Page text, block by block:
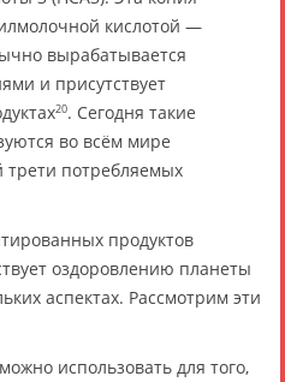
кислотой —
вырабатывается
и присутствует
20. Сегодня такие
во всём мире
трети потребляемых
продуктов
оздоровлению планеты
аспектах. Рассмотрим эти
использовать для того,